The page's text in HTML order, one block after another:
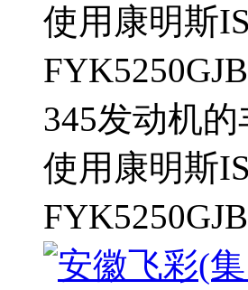
使用康明斯
345发动机
使用康明斯